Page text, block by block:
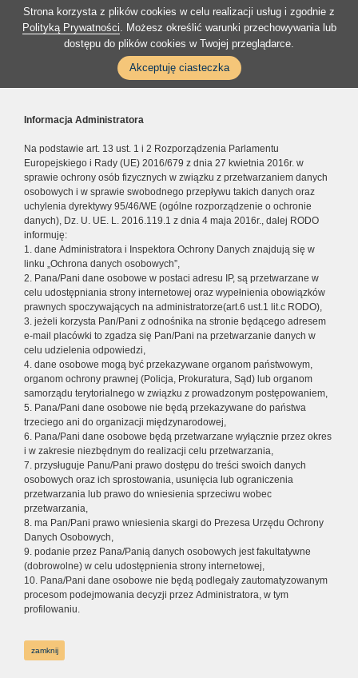
Strona korzysta z plików cookies w celu realizacji usług i zgodnie z
Polityką Prywatności. Możesz określić warunki przechowywania lub
dostępu do plików cookies w Twojej przeglądarce.
Akceptuję ciasteczka
Informacja Administratora
Na podstawie art. 13 ust. 1 i 2 Rozporządzenia Parlamentu
Europejskiego i Rady (UE) 2016/679 z dnia 27 kwietnia 2016r. w
sprawie ochrony osób fizycznych w związku z przetwarzaniem danych
osobowych i w sprawie swobodnego przepływu takich danych oraz
uchylenia dyrektywy 95/46/WE (ogólne rozporządzenie o ochronie
danych), Dz. U. UE. L. 2016.119.1 z dnia 4 maja 2016r., dalej RODO
informuję:
1. dane Administratora i Inspektora Ochrony Danych znajdują się w
linku „Ochrona danych osobowych”,
2. Pana/Pani dane osobowe w postaci adresu IP, są przetwarzane w
celu udostępniania strony internetowej oraz wypełnienia obowiązków
prawnych spoczywających na administratorze(art.6 ust.1 lit.c RODO),
3. jeżeli korzysta Pan/Pani z odnośnika na stronie będącego adresem
e-mail placówki to zgadza się Pan/Pani na przetwarzanie danych w
celu udzielenia odpowiedzi,
4. dane osobowe mogą być przekazywane organom państwowym,
organom ochrony prawnej (Policja, Prokuratura, Sąd) lub organom
samorządu terytorialnego w związku z prowadzonym postępowaniem,
5. Pana/Pani dane osobowe nie będą przekazywane do państwa
trzeciego ani do organizacji międzynarodowej,
6. Pana/Pani dane osobowe będą przetwarzane wyłącznie przez okres
i w zakresie niezbędnym do realizacji celu przetwarzania,
7. przysługuje Panu/Pani prawo dostępu do treści swoich danych
osobowych oraz ich sprostowania, usunięcia lub ograniczenia
przetwarzania lub prawo do wniesienia sprzeciwu wobec
przetwarzania,
8. ma Pan/Pani prawo wniesienia skargi do Prezesa Urzędu Ochrony
Danych Osobowych,
9. podanie przez Pana/Panią danych osobowych jest fakultatywne
(dobrowolne) w celu udostępnienia strony internetowej,
10. Pana/Pani dane osobowe nie będą podlegały zautomatyzowanym
procesom podejmowania decyzji przez Administratora, w tym
profilowaniu.
zamknij